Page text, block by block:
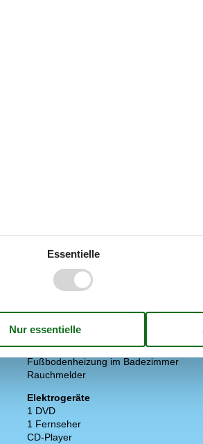
Angeln, Lachs/Meerforelle
Angeln, Plattfisch
Dusche im Freien
Gartenmöbel
Kostenloser Parkplatz auf dem Gelände
Naturgrundstück
Drinnen
Fußbodenheizung im Badezimmer
Rauchmelder
Elektrogeräte
1 DVD
1 Fernseher
CD-Player
Essentielle